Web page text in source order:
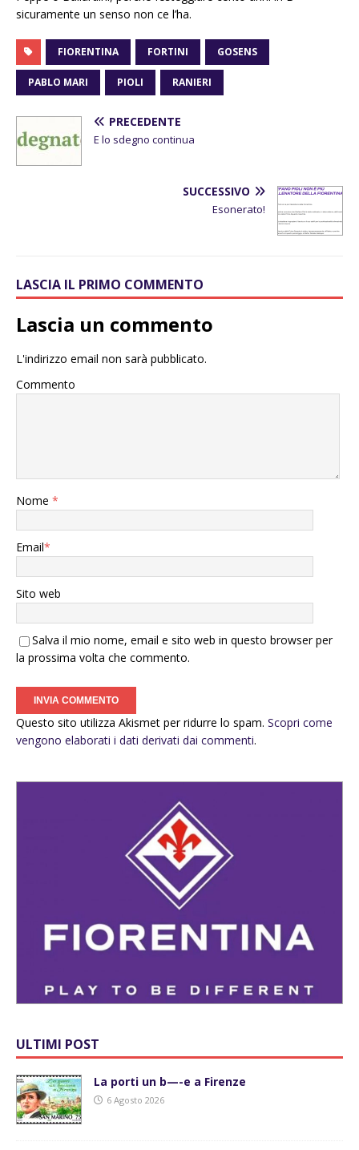
sicuramente un senso non ce l’ha.
FIORENTINA FORTINI GOSENS
PABLO MARI PIOLI RANIERI
PRECEDENTE
E lo sdegno continua
SUCCESSIVO
Esonerato!
LASCIA IL PRIMO COMMENTO
Lascia un commento
L'indirizzo email non sarà pubblicato.
Commento
Nome *
Email*
Sito web
Salva il mio nome, email e sito web in questo browser per
la prossima volta che commento.
Questo sito utilizza Akismet per ridurre lo spam. Scopri come
vengono elaborati i dati derivati dai commenti.
ULTIMI POST
La porti un b—-e a Firenze
6 Agosto 2026